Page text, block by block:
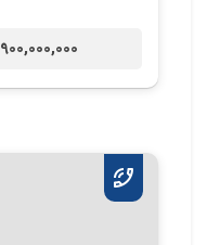
900,000,000 تومان /